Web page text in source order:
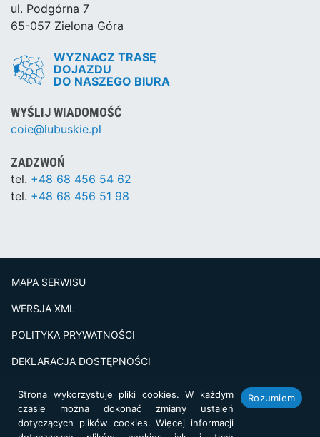
ul. Podgórna 7
65-057 Zielona Góra
WYZNACZ TRASĘ
DOJAZDU
DO NASZEGO BIURA
WYŚLIJ WIADOMOŚĆ
coie@lubuskie.pl
ZADZWOŃ
tel. +48 68 456 54 62
tel. +48 68 456 51 98
MAPA SERWISU
WERSJA XML
POLITYKA PRYWATNOŚCI
DEKLARACJA DOSTĘPNOŚCI
Projekt i realizacja: netkoncept.com
Strona wykorzystuje pliki cookies. W każdym
czasie można dokonać zmiany ustaleń
dotyczących plików cookies. Więcej informacji
Rozumiem